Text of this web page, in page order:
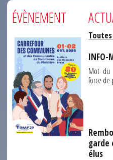
ÉVÈNEMENT
INFO-
Mot du
force de
garde
élus